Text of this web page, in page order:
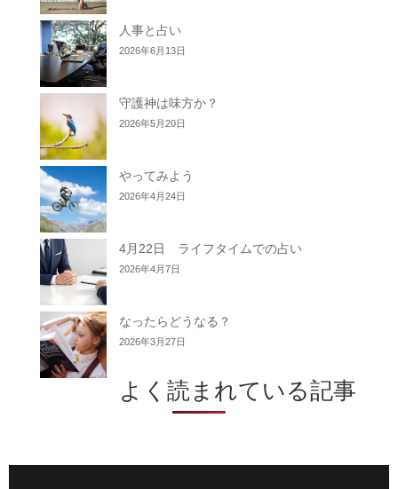
人事と占い
2026年6月13日
守護神は味方か？
2026年5月20日
やってみよう
2026年4月24日
4月22日 ライフタイムでの占い
2026年4月7日
なったらどうなる？
2026年3月27日
よく読まれている記事